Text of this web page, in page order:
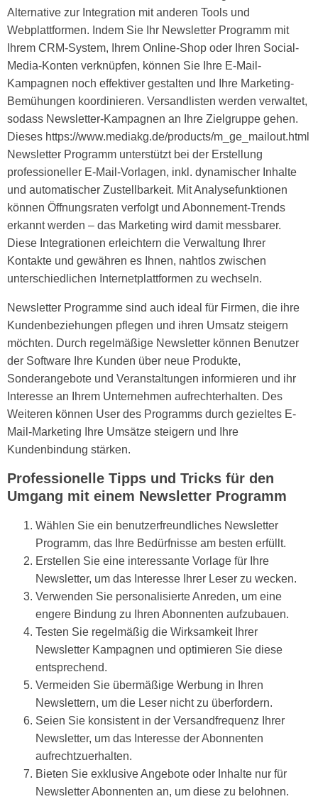
Alternative zur Integration mit anderen Tools und
Webplattformen. Indem Sie Ihr Newsletter Programm mit
Ihrem CRM-System, Ihrem Online-Shop oder Ihren Social-
Media-Konten verknüpfen, können Sie Ihre E-Mail-
Kampagnen noch effektiver gestalten und Ihre Marketing-
Bemühungen koordinieren. Versandlisten werden verwaltet,
sodass Newsletter-Kampagnen an Ihre Zielgruppe gehen.
Dieses https://www.mediakg.de/products/m_ge_mailout.html
Newsletter Programm unterstützt bei der Erstellung
professioneller E-Mail-Vorlagen, inkl. dynamischer Inhalte
und automatischer Zustellbarkeit. Mit Analysefunktionen
können Öffnungsraten verfolgt und Abonnement-Trends
erkannt werden – das Marketing wird damit messbarer.
Diese Integrationen erleichtern die Verwaltung Ihrer
Kontakte und gewähren es Ihnen, nahtlos zwischen
unterschiedlichen Internetplattformen zu wechseln.
Newsletter Programme sind auch ideal für Firmen, die ihre
Kundenbeziehungen pflegen und ihren Umsatz steigern
möchten. Durch regelmäßige Newsletter können Benutzer
der Software Ihre Kunden über neue Produkte,
Sonderangebote und Veranstaltungen informieren und ihr
Interesse an Ihrem Unternehmen aufrechterhalten. Des
Weiteren können User des Programms durch gezieltes E-
Mail-Marketing Ihre Umsätze steigern und Ihre
Kundenbindung stärken.
Professionelle Tipps und Tricks für den
Umgang mit einem Newsletter Programm
Wählen Sie ein benutzerfreundliches Newsletter
Programm, das Ihre Bedürfnisse am besten erfüllt.
Erstellen Sie eine interessante Vorlage für Ihre
Newsletter, um das Interesse Ihrer Leser zu wecken.
Verwenden Sie personalisierte Anreden, um eine
engere Bindung zu Ihren Abonnenten aufzubauen.
Testen Sie regelmäßig die Wirksamkeit Ihrer
Newsletter Kampagnen und optimieren Sie diese
entsprechend.
Vermeiden Sie übermäßige Werbung in Ihren
Newslettern, um die Leser nicht zu überfordern.
Seien Sie konsistent in der Versandfrequenz Ihrer
Newsletter, um das Interesse der Abonnenten
aufrechtzuerhalten.
Bieten Sie exklusive Angebote oder Inhalte nur für
Newsletter Abonnenten an, um diese zu belohnen.